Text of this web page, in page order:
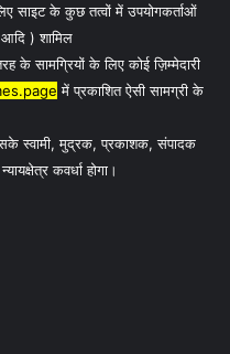
साइट के कुछ तत्वों में उपयोगकर्ताओं
आदि ) शामिल
के सामग्रियों के लिए कोई ज़िम्मेदारी
में प्रकाशित ऐसी सामग्री के
स्वामी, मुद्रक, प्रकाशक, संपादक
कवर्धा होगा।